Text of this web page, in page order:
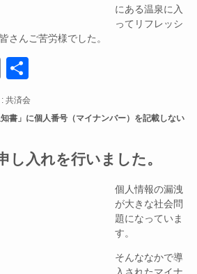
にある温泉に入
ってリフレッシ
さんご苦労様でした。
E
m
ail
共済会
書」に個人番号（マイナンバー）を記載しない
し入れを行いました。
個人情報の漏洩
が大きな社会問
題になっていま
す。
そんななかで導
入されたマイナ